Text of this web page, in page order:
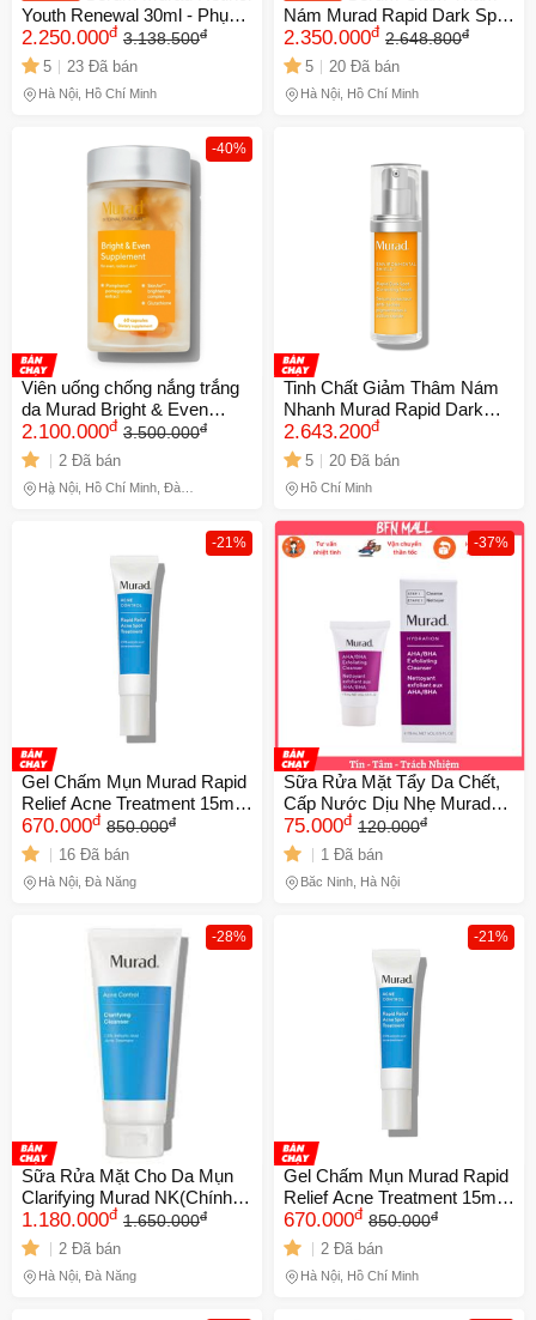
Youth Renewal 30ml - Phục
hồi da lão hóa, giảm nếp
nhăn, cải thiện kết cấu
da,cho mọi loại da [2/2027]
2.250.000đ 3.138.500đ
5 23 Đã bán
Hà Nội, Hồ Chí Minh
Nám Murad Rapid Dark Spot
Correcting - Làn Da Sáng
Mịn, Ngăn Ngừa Đốm Nâu,
Chính Hãng Mỹ
2.350.000đ 2.648.800đ
5 20 Đã bán
Hà Nội, Hồ Chí Minh
-40%
Viên uống chống nắng trắng
da Murad Bright & Even
Supplement
2.100.000đ 3.500.000đ
2 Đã bán
Hà Nội, Hồ Chí Minh, Đà
Tinh Chất Giảm Thâm Nám
Nhanh Murad Rapid Dark
Spot Correcting Serum 30ml
- Dưỡng Sáng Da, Cải Thiện
Đốm Nâu, Chất Lượng Cao
2.643.200đ
5
20 Đã bán
Hồ Chí Minh
-21%
Gel Chấm Mụn Murad Rapid
Relief Acne Treatment 15ml
NK(Chính hãng)
670.000đ 850.000đ
16 Đã bán
Hà Nội, Đà Nẵng
-37%
Sữa Rửa Mặt Tẩy Da Chết,
Cấp Nước Dịu Nhẹ Murad
AHA/BHA Exfoliating
Cleanser 15ml
75.000đ 120.000đ
1 Đã bán
Bắc Ninh, Hà Nội
-28%
Sữa Rửa Mặt Cho Da Mụn
Clarifying Murad NK(Chính
hãng)
1.180.000đ 1.650.000đ
2 Đã bán
Hà Nội, Đà Nẵng
-21%
Gel Chấm Mụn Murad Rapid
Relief Acne Treatment 15ml
750543
670.000đ 850.000đ
2 Đã bán
Hà Nội, Hồ Chí Minh